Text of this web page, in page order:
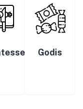
Godis